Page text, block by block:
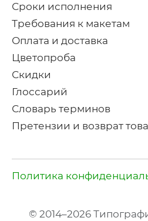
Сроки исполнения
Требования к макетам
Оплата и доставка
Цветопроба
Скидки
Глоссарий
Словарь терминов
Претензии и возврат
Политика
© 2014–2026